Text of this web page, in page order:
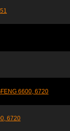
6600, 6720
6720